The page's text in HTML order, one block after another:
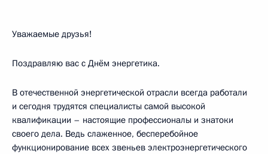
Уважаемые друзья!
Поздравляю вас с Днём энергетика.
В отечественной энергетической отрасли всегда работали
и сегодня трудятся специалисты самой высокой
квалификации – настоящие профессионалы и знатоки
своего дела. Ведь слаженное, бесперебойное
функционирование всех звеньев электроэнергетического